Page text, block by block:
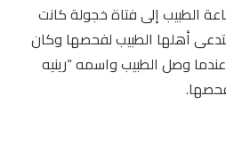
الطبيب إلى فتاة خجولة كانت
أهلها الطبيب لفحصها وكان
في فرنسا عام 1916 وعندما وصل الطبيب واسمه “رينيه
فحصها.